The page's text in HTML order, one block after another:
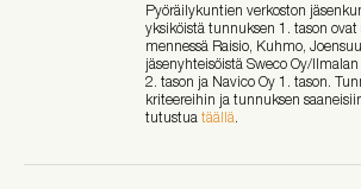
Pyöräilykuntien verkoston
yksiköistä tunnuksen 1. tason
mennessä Raisio, Kuhmo,
jäsenyhteisöistä Sweco Oy/
2. tason ja Navico Oy 1. tason.
kriteereihin ja tunnuksen
tutustua täällä.